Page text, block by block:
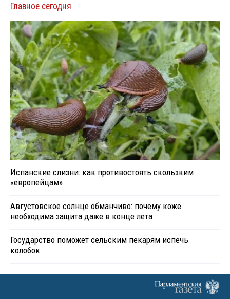
Главное сегодня
Испанские слизни: как противостоять скользким
«европейцам»
Августовское солнце обманчиво: почему коже
необходима защита даже в конце лета
Государство поможет сельским пекарям испечь
колобок